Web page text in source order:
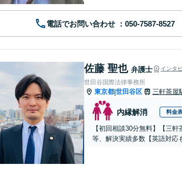
電話でお問い合わせ
佐藤 聖也 弁護士 インタ
世田谷国際法律事務所
東京都|世田谷区 三軒茶屋
内縁解消 料金
【初回相談30分無料】【三
等、解決実績多数【英語対応